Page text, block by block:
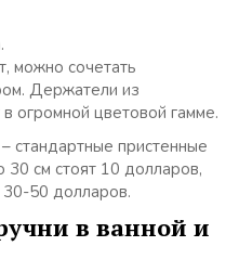
можно сочетать
Держатели из
огромной цветовой гамме.
стандартные пристенные
30 см стоят 10 долларов,
50 долларов.
в ванной и